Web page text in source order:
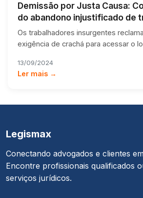
Demissão por Justa Causa:
do abandono injustificado de
Os trabalhadores insurgentes
exigência de crachá para acessar o
13/09/2024
Ler mais →
Legismax
Conectando advogados e clientes
Encontre profissionais qualificados
serviços jurídicos.